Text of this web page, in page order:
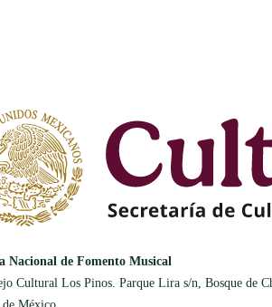
Nacional de Fomento Musical
Cultural Los Pinos. Parque Lira s/n, Bosque de